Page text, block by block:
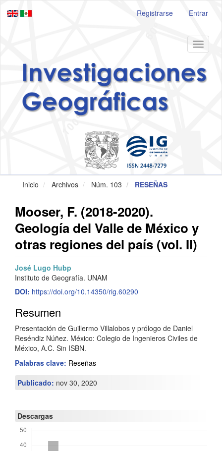
principal
Registrarse Entrar
Toggle
Inicio Archivos Núm. 103 RESEÑAS
Mooser, F. (2018-2020).
Geología del Valle de México y
otras regiones del país (vol. II)
Barra
lateral
artículo
C
o
n
t
e
n
i
d
p
José Lugo Hubp
Instituto de Geografía. UNAM
DOI: https://doi.org/10.14350/rig.60290
Resumen
Presentación de Guillermo Villalobos y prólogo de Daniel
Reséndiz Núñez. México: Colegio de Ingenieros Civiles de
México, A.C. Sin ISBN.
Palabras clave: Reseñas
Publicado: nov 30, 2020
Descargas